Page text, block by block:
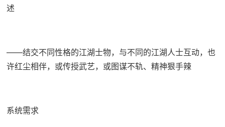
述
——结交不同性格的江湖士物，与不同的江湖人士互动，也
许红尘相伴，或传授武艺，或图谋不轨、精神狠手辣
系统需求